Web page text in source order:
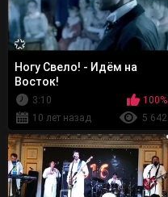
Ногу Свело! - Идём на
Восток!
3:10
100%
10 лет назад
5 642